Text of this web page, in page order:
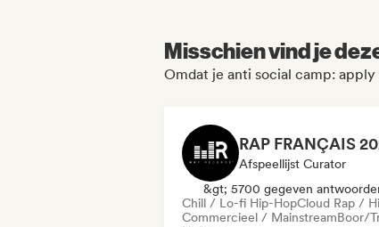
Misschien vind je
Omdat je anti social camp:
Afspeellijst Curator
&gt; 5700 gegeven
Chill / Lo-fi Hip-HopCloud Rap /
Commercieel / MainstreamBoor/